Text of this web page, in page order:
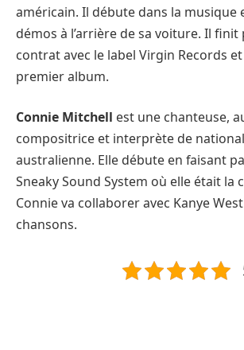
américain. Il débute dans la musique
démos à l’arrière de sa voiture. Il
contrat avec le label Virgin Records
premier album.
Connie Mitchell est une chanteuse,
compositrice et interprète de
australienne. Elle débute en faisant
Sneaky Sound System où elle était la
Connie va collaborer avec Kanye
chansons.